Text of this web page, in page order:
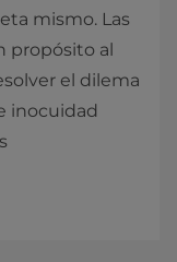
mismo. Las
propósito al
el dilema
inocuidad